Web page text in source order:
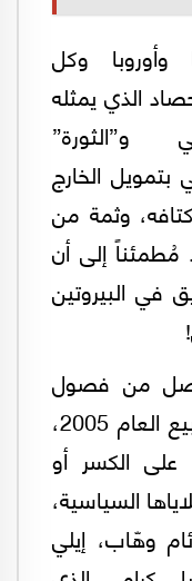
وأوروبا وكل
الذي يمثله
و”الثورة”
الخارج
وثمة من
إلى أن
في البيروتين
فصل من فصول
خروج سوريا من بيروت في ربيع العام 2005،
الكسر أو
السياسية،
وهّاب، إيلي